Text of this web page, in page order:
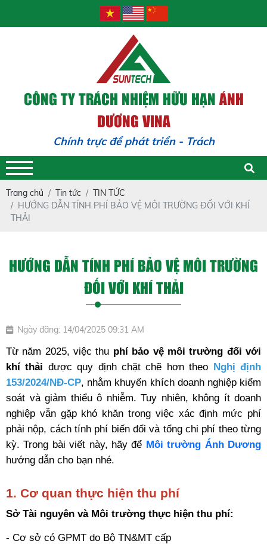
CÔNG TY TRÁCH NHIỆM HỮU HẠNÁNH
DƯƠNG VINA
Chính trực để phát triển - Trách nhiệm để t
Trang chủ Tin tức
TIN TỨC
HƯỚNG DẪN TÍNH PHÍ BẢO VỆ MÔI TRƯỜNG ĐỐI VỚI KHÍ
THẢI
HƯỚNG DẪN TÍNH PHÍ BẢO VỆ MÔI TRƯỜNG
ĐỐI VỚI KHÍ THẢI
Ngày đăng: 14/04/2025 09:31 AM
Từ năm 2025, việc thu phí bảo vệ môi trường đối với
khí thải được quy định chặt chẽ hơn theo Nghị định
153/2024/NĐ-CP, nhằm khuyến khích doanh nghiệp kiểm
soát và giảm thiểu ô nhiễm. Tuy nhiên, không ít doanh
nghiệp vẫn gặp khó khăn trong việc xác định mức phí
phải nộp, cách tính phí biến đổi và tổng chi phí theo từng
kỳ. Trong bài viết này, hãy để Môi trường Ánh Dương
hướng dẫn cho bạn nhé.
1. Cơ quan thực hiện thu phí
Sở Tài nguyên và Môi trường thực hiện thu phí:
- Cơ sở có GPMT do Bộ TN&MT cấp